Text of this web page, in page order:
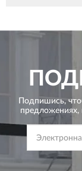
Подпишись,
предложениях,